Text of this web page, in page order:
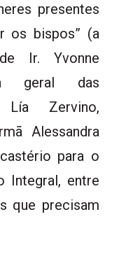
presentes
os bispos” (a
Ir. Yvonne
geral das
Zervino,
Alessandra
para o
Integral, entre
que precisam